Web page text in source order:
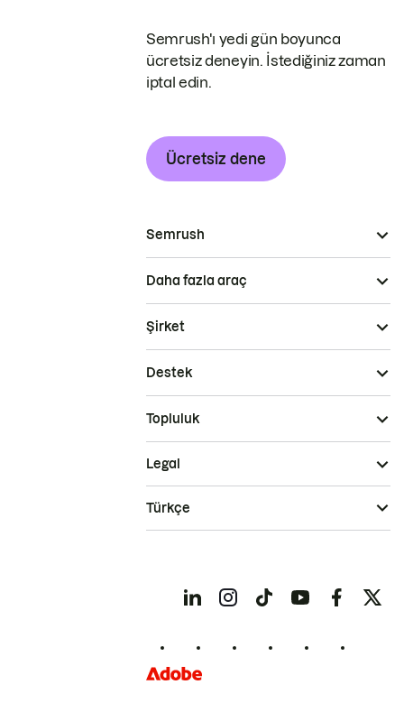
Semrush'ı yedi gün boyunca
ücretsiz deneyin. İstediğiniz zaman
iptal edin.
Ücretsiz dene
Semrush
Daha fazla araç
Şirket
Destek
Topluluk
Legal
Türkçe